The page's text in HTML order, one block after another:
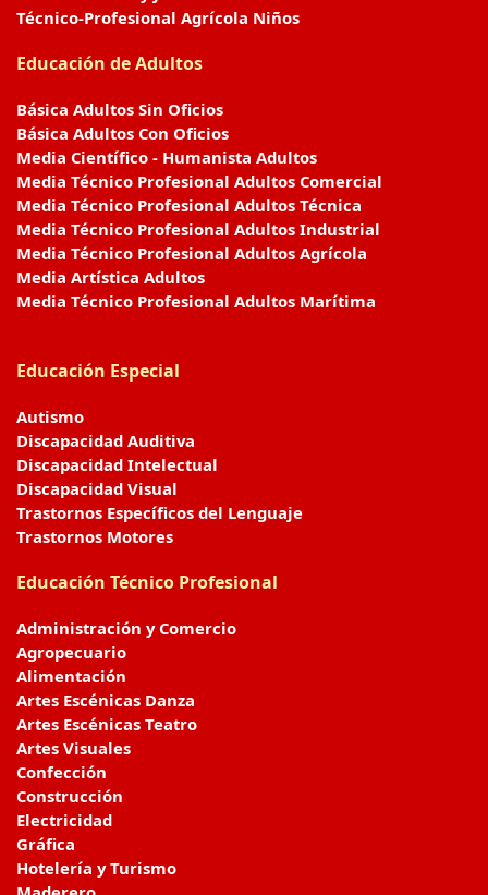
Técnico-Profesional Agrícola Niños
Educación de Adultos
Básica Adultos Sin Oficios
Básica Adultos Con Oficios
Media Científico - Humanista Adultos
Media Técnico Profesional Adultos Comercial
Media Técnico Profesional Adultos Técnica
Media Técnico Profesional Adultos Industrial
Media Técnico Profesional Adultos Agrícola
Media Artística Adultos
Media Técnico Profesional Adultos Marítima
Educación Especial
Autismo
Discapacidad Auditiva
Discapacidad Intelectual
Discapacidad Visual
Trastornos Específicos del Lenguaje
Trastornos Motores
Educación Técnico Profesional
Administración y Comercio
Agropecuario
Alimentación
Artes Escénicas Danza
Artes Escénicas Teatro
Artes Visuales
Confección
Construcción
Electricidad
Gráfica
Hotelería y Turismo